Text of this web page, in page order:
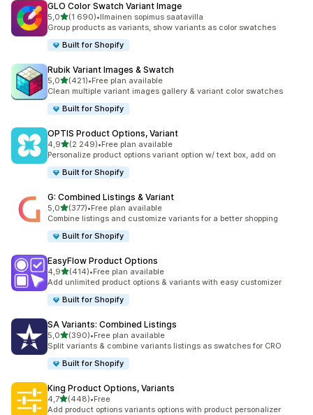
GLO Color Swatch Variant Image
5,0/ 5 tähteä
(1 690)
1690 arvostelua yhteensä
•Ilmainen sopimus saatavilla
Group products as variants, show variants as color swatches
Built for Shopify
Rubik Variant Images & Swatch
5,0/ 5 tähteä
(421)
421 arvostelua yhteensä
•Free plan available
Clean multiple variant images gallery & variant color swatches
Built for Shopify
OPTIS Product Options, Variant
4,9/ 5 tähteä
(2 249)
2249 arvostelua yhteensä
•Free plan available
Personalize product options variant option w/ text box, add on
Built for Shopify
G: Combined Listings & Variant
5,0/ 5 tähteä
(377)
377 arvostelua yhteensä
•Free plan available
Combine listings and customize variants for a better shopping
Built for Shopify
EasyFlow Product Options
4,9/ 5 tähteä
(414)
414 arvostelua yhteensä
•Free plan available
Add unlimited product options & variants with easy customizer
Built for Shopify
SA Variants: Combined Listings
5,0/ 5 tähteä
(390)
390 arvostelua yhteensä
•Free plan available
Split variants & combine variants listings as swatches for CRO
Built for Shopify
King Product Options, Variants
4,7/ 5 tähteä
(448)
448 arvostelua yhteensä
•Free
Add product options variants options with product personalizer